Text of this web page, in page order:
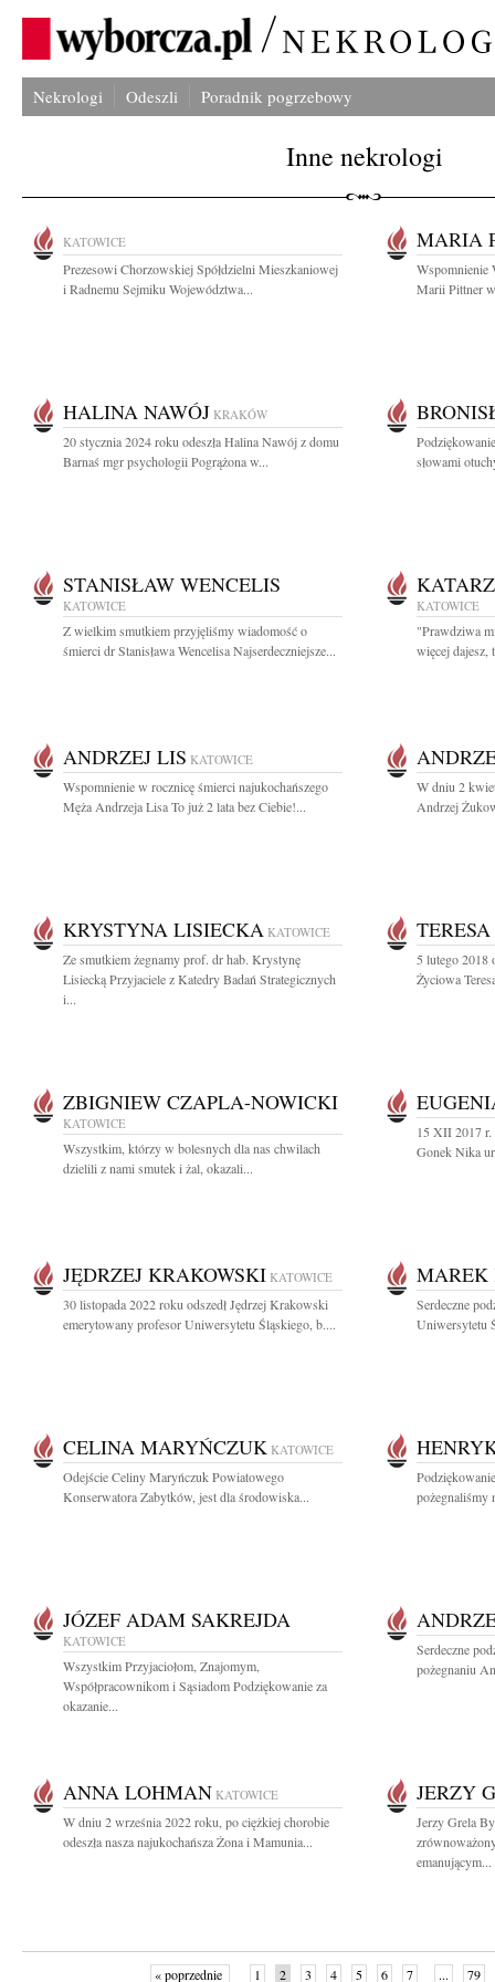
Nekrologi Odeszli Poradnik pogrzebowy
Inne nekrologi
KATOWICE
Prezesowi Chorzowskiej Spółdzielni Mieszkaniowej
i Radnemu Sejmiku Województwa...
MARIA
Wspomnienie
Marii Pittner
HALINA NAWÓJ KRAKÓW
20 stycznia 2024 roku odeszła Halina Nawój z domu
Barnaś mgr psychologii Pogrążona w...
słowami
STANISŁAW WENCELIS
KATOWICE
Z wielkim smutkiem przyjęliśmy wiadomość o
śmierci dr Stanisława Wencelisa Najserdeczniejsze...
KATOWICE
"Prawdziwa
więcej dajesz,
ANDRZEJ LIS KATOWICE
Wspomnienie w rocznicę śmierci najukochańszego
Męża Andrzeja Lisa To już 2 lata bez Ciebie!...
W dniu 2
Andrzej
KRYSTYNA LISIECKA KATOWICE
Ze smutkiem żegnamy prof. dr hab. Krystynę
Lisiecką Przyjaciele z Katedry Badań Strategicznych
i...
5 lutego 2018
Życiowa
ZBIGNIEW CZAPLA-NOWICKI
KATOWICE
Wszystkim, którzy w bolesnych dla nas chwilach
dzielili z nami smutek i żal, okazali...
15 XII 2017 r.
Gonek Nika
JĘDRZEJ KRAKOWSKI KATOWICE
30 listopada 2022 roku odszedł Jędrzej Krakowski
emerytowany profesor Uniwersytetu Śląskiego, b....
MAREK
Serdeczne
Uniwersytetu
CELINA MARYŃCZUK KATOWICE
Odejście Celiny Maryńczuk Powiatowego
Konserwatora Zabytków, jest dla środowiska...
pożegnaliśmy
JÓZEF ADAM SAKREJDA
KATOWICE
Wszystkim Przyjaciołom, Znajomym,
Współpracownikom i Sąsiadom Podziękowanie za
okazanie...
Serdeczne
pożegnaniu
ANNA LOHMAN KATOWICE
W dniu 2 września 2022 roku, po ciężkiej chorobie
odeszła nasza najukochańsza Żona i Mamunia...
JERZY
Jerzy Grela
emanującym...
« poprzednie 1 2 3 4 5 6 7 ... 79